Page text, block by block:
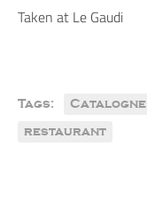
Taken at Le Gaudi
Tags: Catalogne
restaurant